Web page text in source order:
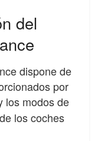
del
dispone de
por
modos de
los coches